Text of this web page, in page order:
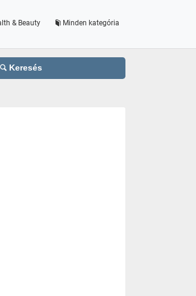
& Beauty Minden kategória
Keresés